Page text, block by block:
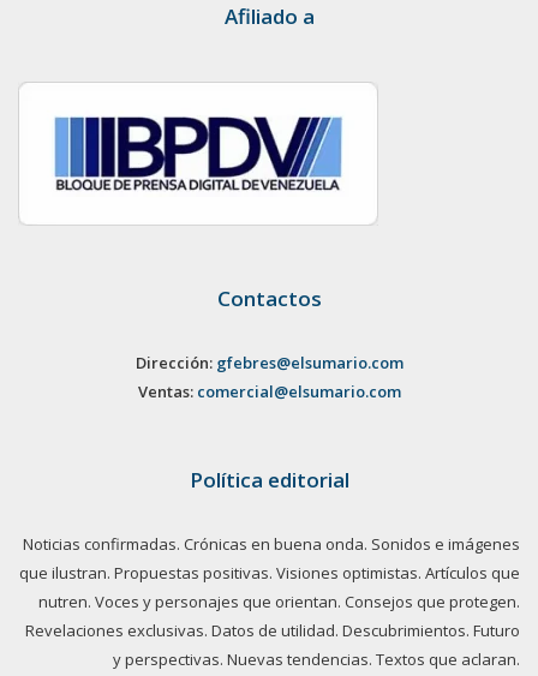
Afiliado a
Contactos
Dirección: gfebres@elsumario.com
Ventas: comercial@elsumario.com
Política editorial
Noticias confirmadas. Crónicas en buena onda. Sonidos e imágenes
que ilustran. Propuestas positivas. Visiones optimistas. Artículos que
nutren. Voces y personajes que orientan. Consejos que protegen.
Revelaciones exclusivas. Datos de utilidad. Descubrimientos. Futuro
y perspectivas. Nuevas tendencias. Textos que aclaran.